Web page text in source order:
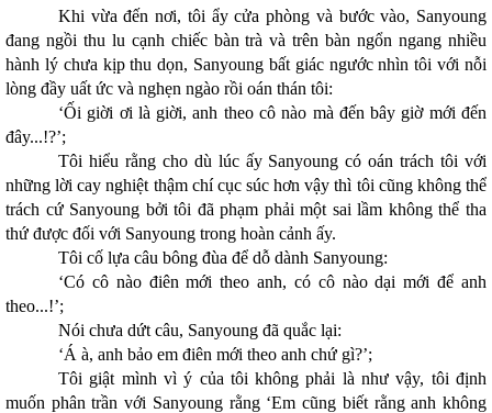
Khi vừa đến nơi, tôi ẩy cửa phòng và bước vào, Sanyoung
đang ngồi thu lu cạnh chiếc bàn trà và trên bàn ngổn ngang nhiều
hành lý chưa kịp thu dọn, Sanyoung bất giác ngước nhìn tôi với nỗi
lòng đầy uất ức và nghẹn ngào rồi oán thán tôi:
‘Ối giời ơi là giời, anh theo cô nào mà đến bây giờ mới đến
đây...!?’;
Tôi hiểu rằng cho dù lúc ấy Sanyoung có oán trách tôi với
những lời cay nghiệt thậm chí cục súc hơn vậy thì tôi cũng không thể
trách cứ Sanyoung bởi tôi đã phạm phải một sai lầm không thể tha
thứ được đối với Sanyoung trong hoàn cảnh ấy.
Tôi cố lựa câu bông đùa để dỗ dành Sanyoung:
‘Có cô nào điên mới theo anh, có cô nào dại mới để anh
theo...!’;
Nói chưa dứt câu, Sanyoung đã quắc lại:
‘Á à, anh bảo em điên mới theo anh chứ gì?’;
Tôi giật mình vì ý của tôi không phải là như vậy, tôi định
muốn phân trần với Sanyoung rằng ‘Em cũng biết rằng anh không